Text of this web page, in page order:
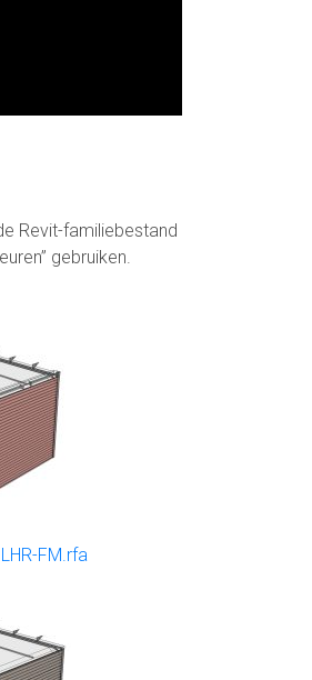
Revit-familiebestand
gebruiken.
FM.rfa